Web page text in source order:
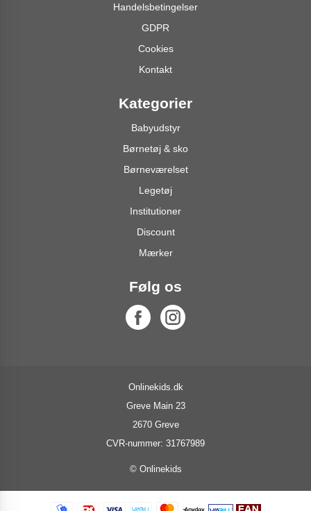
Handelsbetingelser
GDPR
Cookies
Kontakt
Kategorier
Babyudstyr
Børnetøj & sko
Børneværelset
Legetøj
Institutioner
Discount
Mærker
Følg os
Onlinekids.dk
Greve Main 23
2670 Greve
CVR-nummer: 31767989
© Onlinekids